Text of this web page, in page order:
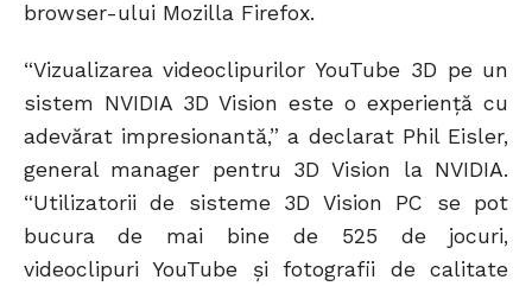
browser-ului Mozilla Firefox.
“Vizualizarea videoclipurilor YouTube 3D pe un
sistem NVIDIA 3D Vision este o experienţă cu
adevărat impresionantă,” a declarat Phil Eisler,
general manager pentru 3D Vision la NVIDIA.
“Utilizatorii de sisteme 3D Vision PC se pot
bucura de mai bine de 525 de jocuri,
videoclipuri YouTube şi fotografii de calitate